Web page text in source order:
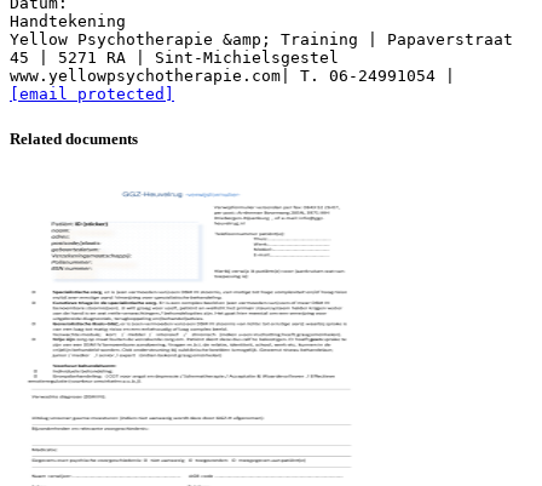
Handtekening
Yellow Psychotherapie &amp; Training | Papaverstraat
45 | 5271 RA | Sint-Michielsgestel
www.yellowpsychotherapie.com| T. 06-24991054 |
[email protected]
Related documents